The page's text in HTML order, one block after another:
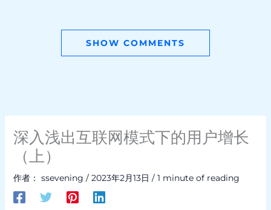
SHOW COMMENTS
深入浅出互联网模式下的用户增长
（上）
作者： ssevening / 2023年2月13日 / 1 minute of reading